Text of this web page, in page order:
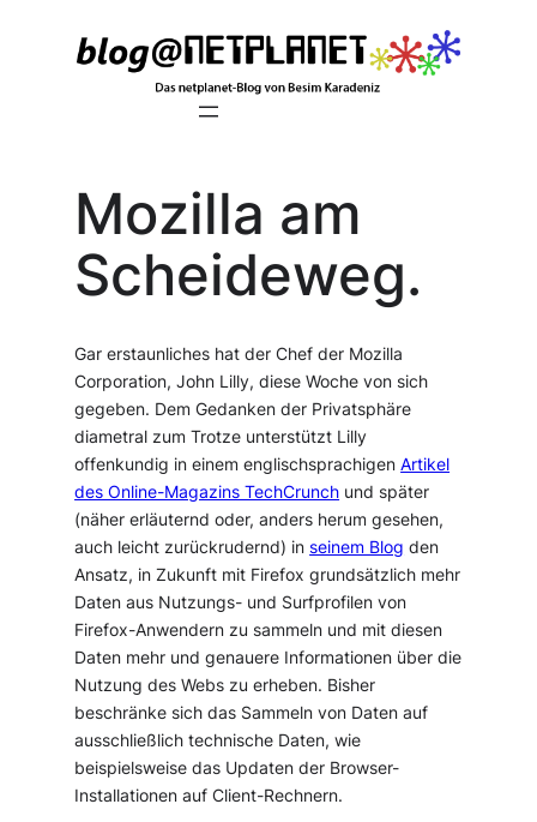
Mozilla am
Scheideweg.
Gar erstaunliches hat der Chef der Mozilla
Corporation, John Lilly, diese Woche von sich
gegeben. Dem Gedanken der Privatsphäre
diametral zum Trotze unterstützt Lilly
offenkundig in einem englischsprachigenArtikel
des Online-Magazins TechCrunch und später
(näher erläuternd oder, anders herum gesehen,
auch leicht zurückrudernd) inseinem Blog den
Ansatz, in Zukunft mit Firefox grundsätzlich mehr
Daten aus Nutzungs- und Surfprofilen von
Firefox-Anwendern zu sammeln und mit diesen
Daten mehr und genauere Informationen über die
Nutzung des Webs zu erheben. Bisher
beschränke sich das Sammeln von Daten auf
ausschließlich technische Daten, wie
beispielsweise das Updaten der Browser-
Installationen auf Client-Rechnern.